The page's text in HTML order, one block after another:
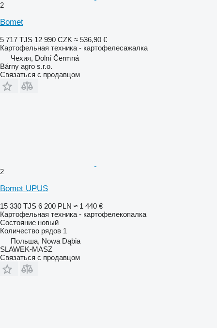
2
Bomet
5 717 TJS 12 990 CZK ≈ 536,90 €
Картофельная техника - картофелесажалка
Чехия, Dolní Čermná
Bárny agro s.r.o.
Связаться с продавцом
2
Bomet UPUS
15 330 TJS 6 200 PLN ≈ 1 440 €
Картофельная техника - картофелекопалка
Состояние новый
Количество рядов 1
Польша, Nowa Dąbia
SLAWEK-MASZ
Связаться с продавцом